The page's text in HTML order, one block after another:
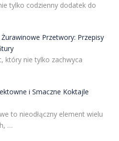
tylko codzienny dodatek do
Przetwory: Przepisy
który nie tylko zachwyca
i Smaczne Koktajle
to nieodłączny element wielu
…